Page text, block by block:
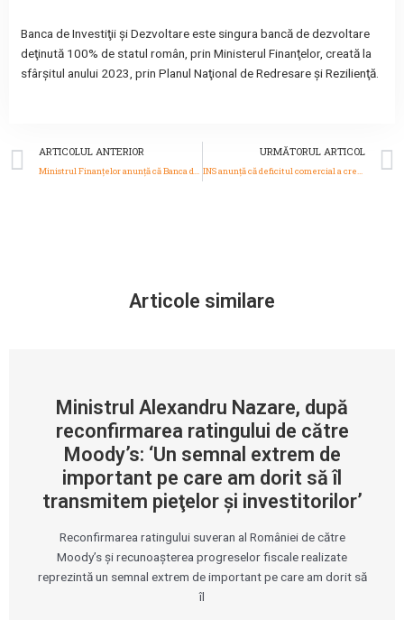
Banca de Investiţii şi Dezvoltare este singura bancă de dezvoltare
deţinută 100% de statul român, prin Ministerul Finanţelor, creată la
sfârşitul anului 2023, prin Planul Naţional de Redresare şi Rezilienţă.
Prev
ARTICOLUL ANTERIOR
Ministrul Finanţelor anunță că Banca de Investiţii şi Dezvoltare va injecta anul viitor 6 miliarde de lei în economie
URMĂTORUL ARTICOL
INS anunță că deficitul comercial a crescut cu un miliard de euro, în primele nouă luni, și a ajuns la peste 24 miliarde euro
Articole similare
Ministrul Alexandru Nazare, după
reconfirmarea ratingului de către
Moody’s: ‘Un semnal extrem de
important pe care am dorit să îl
transmitem pieţelor şi investitorilor’
Reconfirmarea ratingului suveran al României de către
Moody’s şi recunoaşterea progreselor fiscale realizate
reprezintă un semnal extrem de important pe care am dorit să
îl